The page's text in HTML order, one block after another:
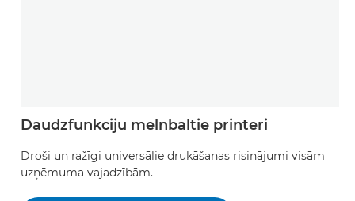
Daudzfunkciju melnbaltie printeri
Droši un ražīgi universālie drukāšanas risinājumi visām
uzņēmuma vajadzībām.